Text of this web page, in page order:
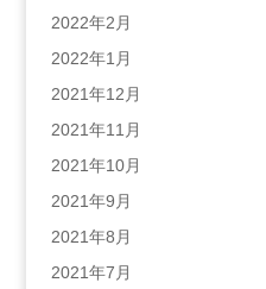
2022年2月
2022年1月
2021年12月
2021年11月
2021年10月
2021年9月
2021年8月
2021年7月